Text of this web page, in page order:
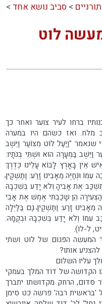
> סביב נושא אחד >
לוט
ברחו לעיר צוער ואחר כך
ואז כשהם היו במערה
שנאמר "וַיַּעַל לוֹט מִצּוֹעַר וַיֵּשֶׁב
וַיֵּשֶׁב בַּמְּעָרָה הוּא וּשְׁתֵּי בְנֹתָיו:
אֵין בָּאָרֶץ לָבוֹא עָלֵינוּ כְּדֶרֶךְ
וּנְחַיֶּה מֵאָבִינוּ זָרַע: וַתַּשְׁקֶיןָ
אֶת אָבִיהָ וְלֹא יָדַע בְּשִׁכְבָהּ
הַצְּעִירָה הֵן שָׁכַבְתִּי אֶמֶשׁ אֶת אָבִי
מֵאָבִינוּ זָרַע: וַתַּשְׁקֶיןָ גַּם בַּלַּיְלָה
עִמּוֹ וְלֹא יָדַע בְּשִׁכְבָהּ וּבְקֻמָהּ:
ל-לו).
המעשה הפגום של לוט ושתי
אותו?
עליו השלום
הקדושה של דוד המלך בעמקי
סדום, הרחק מקדושתו יתברך
'בראשית רבה' פרשה כט סימן